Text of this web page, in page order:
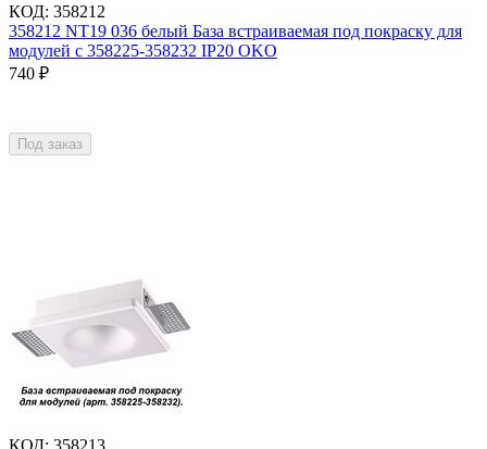
КОД: 358212
358212 NT19 036 белый База встраиваемая под покраску для
модулей с 358225-358232 IP20 OKO
740 ₽
Под заказ
КОД: 358213